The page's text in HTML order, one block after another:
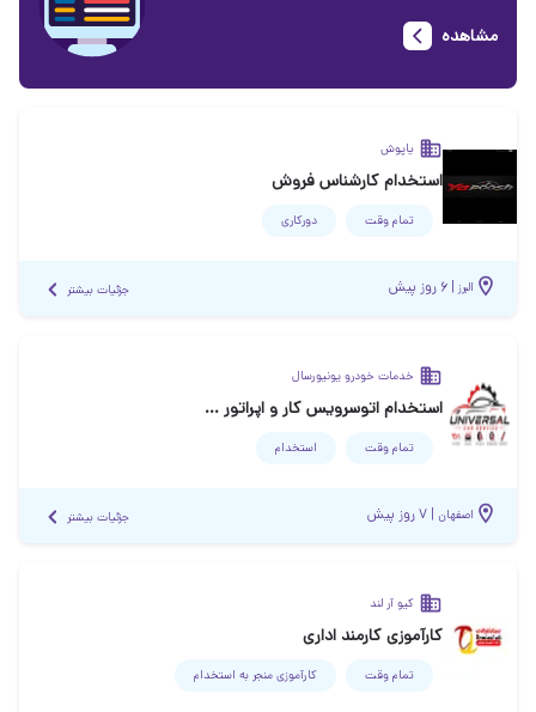
مشاهده
یاپوش
استخدام کارشناس فروش
تمام وقت دورکاری
البرز | ۶ روز پیش جزئیات بیشتر
خدمات خودرو یونیورسال
استخدام اتوسرویس کار و اپراتور خدمات لاستیک
تمام وقت استخدام
اصفهان | ۷ روز پیش جزئیات بیشتر
کیو آر لند
کارآموزی کارمند اداری
تمام وقت کارآموزی منجر ‌به استخدام